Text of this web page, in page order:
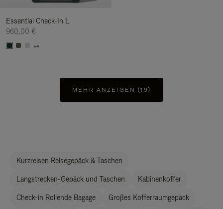
Essential Check-In L
960,00 €
+4
MEHR ANZEIGEN (19)
Kurzreisen Reisegepäck & Taschen
Langstrecken-Gepäck und Taschen Kabinenkoffer
Check-in Rollende Bagage Großes Kofferraumgepäck